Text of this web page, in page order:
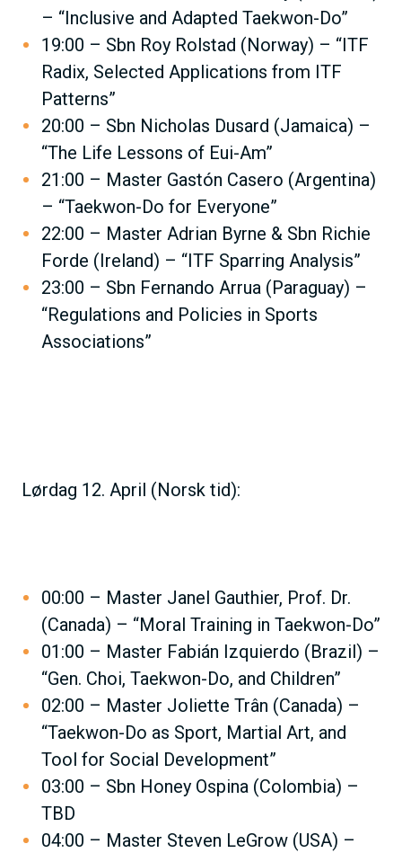
– “Inclusive and Adapted Taekwon-Do”
19:00 – Sbn Roy Rolstad (Norway) – “ITF
Radix, Selected Applications from ITF
Patterns”
20:00 – Sbn Nicholas Dusard (Jamaica) –
“The Life Lessons of Eui-Am”
21:00 – Master Gastón Casero (Argentina)
– “Taekwon-Do for Everyone”
22:00 – Master Adrian Byrne & Sbn Richie
Forde (Ireland) – “ITF Sparring Analysis”
23:00 – Sbn Fernando Arrua (Paraguay) –
“Regulations and Policies in Sports
Associations”
Lørdag 12. April (Norsk tid):
00:00 – Master Janel Gauthier, Prof. Dr.
(Canada) – “Moral Training in Taekwon-Do”
01:00 – Master Fabián Izquierdo (Brazil) –
“Gen. Choi, Taekwon-Do, and Children”
02:00 – Master Joliette Trân (Canada) –
“Taekwon-Do as Sport, Martial Art, and
Tool for Social Development”
03:00 – Sbn Honey Ospina (Colombia) –
TBD
04:00 – Master Steven LeGrow (USA) –